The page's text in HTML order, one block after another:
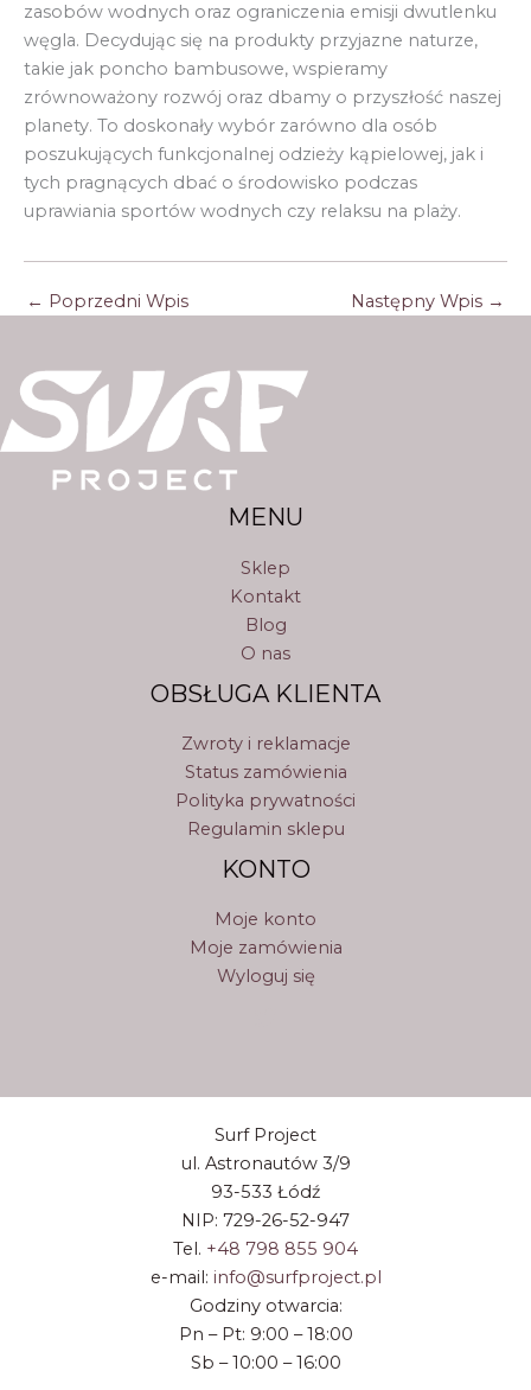
zasobów wodnych oraz ograniczenia emisji dwutlenku
węgla. Decydując się na produkty przyjazne naturze,
takie jak poncho bambusowe, wspieramy
zrównoważony rozwój oraz dbamy o przyszłość naszej
planety. To doskonały wybór zarówno dla osób
poszukujących funkcjonalnej odzieży kąpielowej, jak i
tych pragnących dbać o środowisko podczas
uprawiania sportów wodnych czy relaksu na plaży.
← Poprzedni Wpis Następny Wpis →
MENU
Sklep
Kontakt
Blog
O nas
OBSŁUGA KLIENTA
Zwroty i reklamacje
Status zamówienia
Polityka prywatności
Regulamin sklepu
KONTO
Moje konto
Moje zamówienia
Wyloguj się
Surf Project
ul. Astronautów 3/9
93-533 Łódź
NIP: 729-26-52-947
Tel. +48 798 855 904
e-mail: info@surfproject.pl
Godziny otwarcia:
Pn – Pt: 9:00 – 18:00
Sb – 10:00 – 16:00